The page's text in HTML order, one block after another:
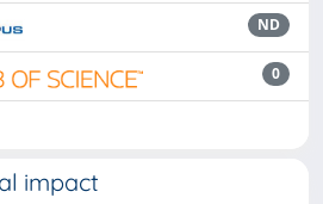
ND
0
impact